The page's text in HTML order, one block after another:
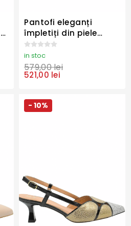
Pantofi eleganți
împletiți din piele
naturală multicoloră
KOR2834
in stoc
579,00 lei
521,00 lei
- 10%